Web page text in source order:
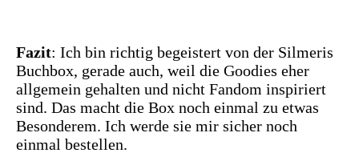
Fazit: Ich bin richtig begeistert von der Silmeris
Buchbox, gerade auch, weil die Goodies eher
allgemein gehalten und nicht Fandom inspiriert
sind. Das macht die Box noch einmal zu etwas
Besonderem. Ich werde sie mir sicher noch
einmal bestellen.